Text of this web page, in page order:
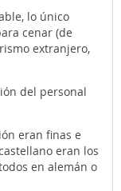
lo único
cenar (de
extranjero,
del personal
eran finas e
eran los
en alemán o